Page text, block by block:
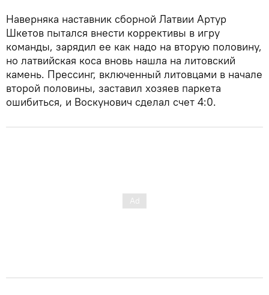
Наверняка наставник сборной Латвии Артур
Шкетов пытался внести коррективы в игру
команды, зарядил ее как надо на вторую половину,
но латвийская коса вновь нашла на литовский
камень. Прессинг, включенный литовцами в начале
второй половины, заставил хозяев паркета
ошибиться, и Воскунович сделал счет 4:0.